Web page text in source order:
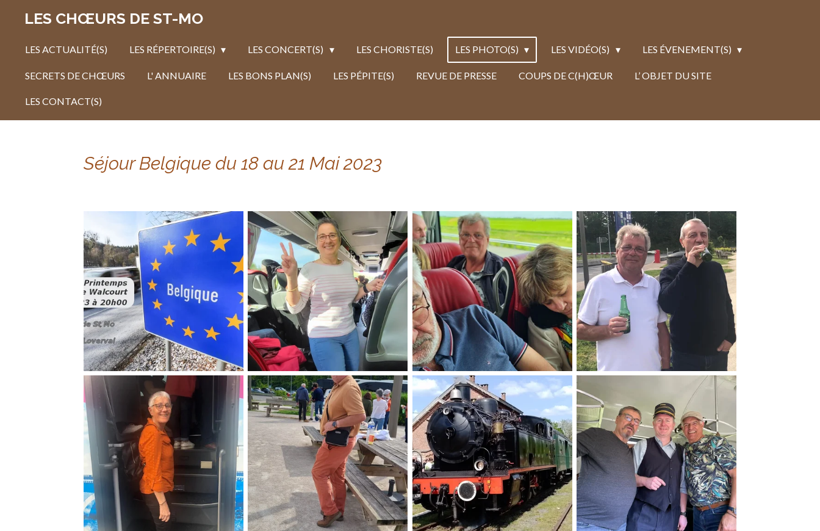
Passer
contenu
LES CHŒURS DE ST-MO
LES ACTUALITÉ(S) LES RÉPERTOIRE(S) LES CONCERT(S) LES CHORISTE(S) LES PHOTO(S) LES VIDÉO(S) LES ÉVENEMENT(S)
SECRETS DE CHŒURS L' ANNUAIRE LES BONS PLAN(S) LES PÉPITE(S) REVUE DE PRESSE COUPS DE C(H)ŒUR L’ OBJET DU SITE
LES CONTACT(S)
Séjour Belgique du 18 au 21 Mai 2023